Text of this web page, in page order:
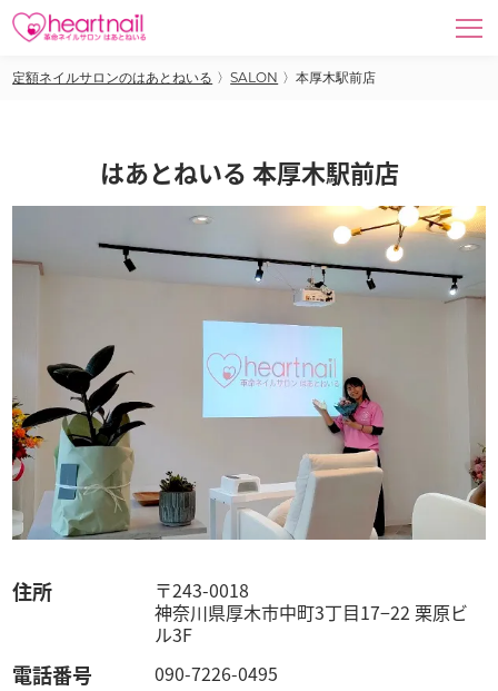
定額ネイルサロンのはあとねいる 〉SALON 〉本厚木駅前店
はあとねいる 本厚木駅前店
住所
〒243-0018
神奈川県厚木市中町3丁目17−22 栗原ビ
ル3F
電話番号 090-7226-0495